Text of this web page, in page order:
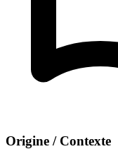
Origine / Contexte